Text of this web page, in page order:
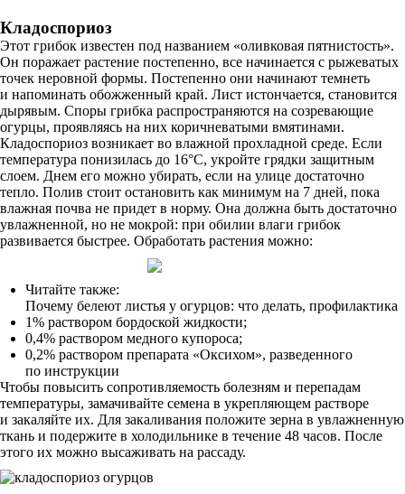
Кладоспориоз
Этот грибок известен под названием «оливковая пятнистость».
Он поражает растение постепенно, все начинается с рыжеватых
точек неровной формы. Постепенно они начинают темнеть
и напоминать обожженный край. Лист истончается, становится
дырявым. Споры грибка распространяются на созревающие
огурцы, проявляясь на них коричневатыми вмятинами.
Кладоспориоз возникает во влажной прохладной среде. Если
температура понизилась до 16°C, укройте грядки защитным
слоем. Днем его можно убирать, если на улице достаточно
тепло. Полив стоит остановить как минимум на 7 дней, пока
влажная почва не придет в норму. Она должна быть достаточно
увлажненной, но не мокрой: при обилии влаги грибок
развивается быстрее. Обработать растения можно:
Читайте также:
Почему белеют листья у огурцов: что делать, профилактика
1% раствором бордоской жидкости;
0,4% раствором медного купороса;
0,2% раствором препарата «Оксихом», разведенного
по инструкции
Чтобы повысить сопротивляемость болезням и перепадам
температуры, замачивайте семена в укрепляющем растворе
и закаляйте их. Для закаливания положите зерна в увлажненную
ткань и подержите в холодильнике в течение 48 часов. После
этого их можно высаживать на рассаду.